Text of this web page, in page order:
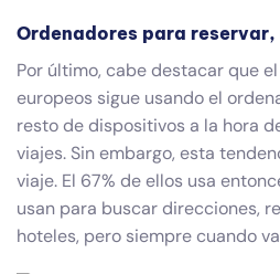
Ordenadores para
Por último, cabe destacar que
europeos sigue usando el
resto de dispositivos a la hora
viajes. Sin embargo, esta
viaje. El 67% de ellos usa
usan para buscar direcciones,
hoteles, pero siempre cuando